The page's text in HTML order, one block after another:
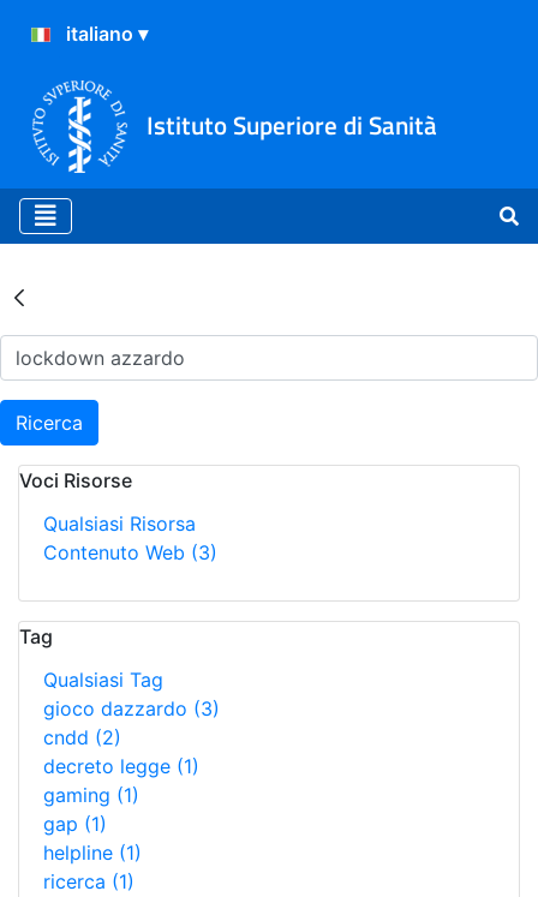
Istituto Superiore di Sanità
Risultati della Ricerca -
Ricerca
Voci Risorse
Qualsiasi Risorsa
Contenuto Web (3)
Tag
Qualsiasi Tag
gioco dazzardo (3)
cndd (2)
decreto legge (1)
gaming (1)
gap (1)
helpline (1)
ricerca (1)